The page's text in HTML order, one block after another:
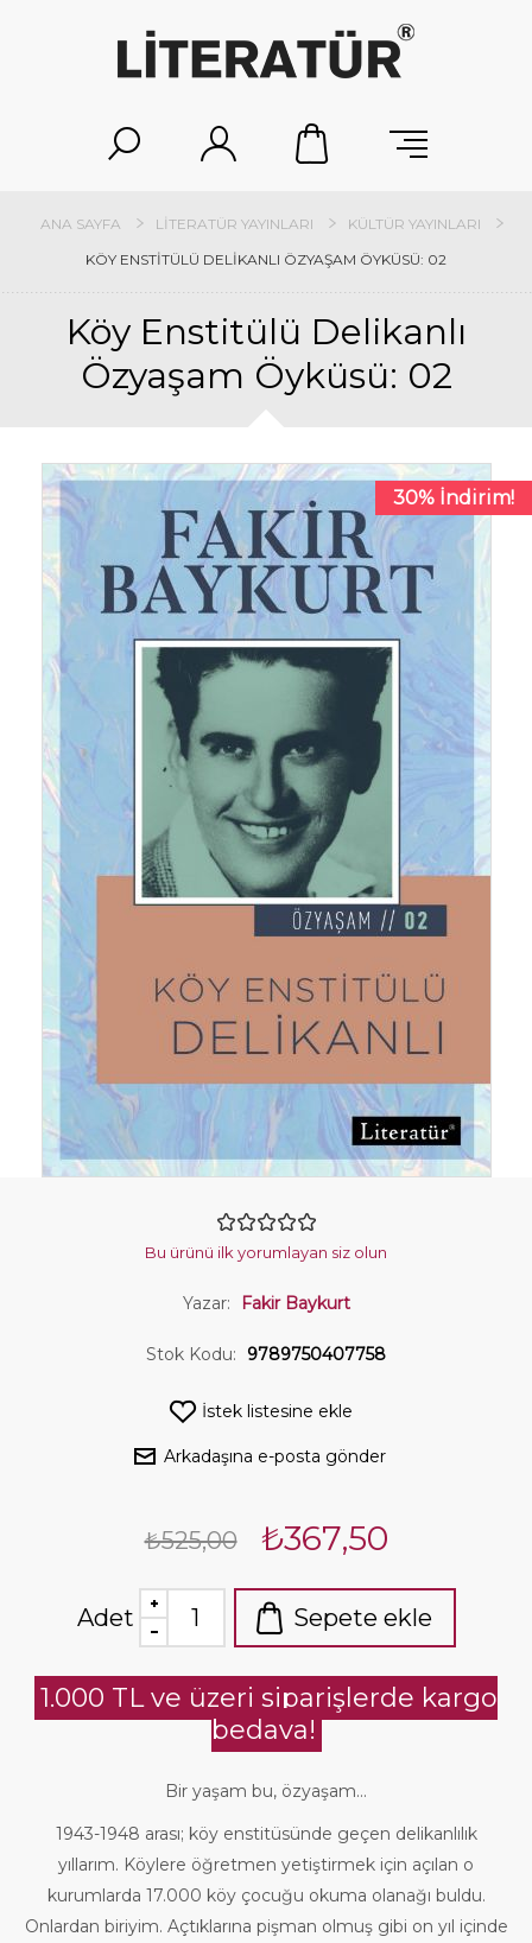
ANA SAYFA LITERATÜR YAYINLARI
KÜLTÜR YAYINLARI
KÖY ENSTITÜLÜ DELIKANLI ÖZYAŞAM ÖYKÜSÜ: 02
Köy Enstitülü Delikanlı
Özyaşam Öyküsü: 02
30% İndirim!
Bu ürünü ilk yorumlayan siz olun
Yazar: Fakir Baykurt
Stok Kodu: 9789750407758
İstek listesine ekle
Arkadaşına e-posta gönder
₺525,00 ₺367,50
Adet Sepete ekle
1.000 TL ve üzeri siparişlerde kargo
bedava!
Bir yaşam bu, özyaşam...
1943-1948 arası; köy enstitüsünde geçen delikanlılık
yıllarım. Köylere öğretmen yetiştirmek için açılan o
kurumlarda 17.000 köy çocuğu okuma olanağı buldu.
Onlardan biriyim. Açtıklarına pişman olmuş gibi on yıl içinde